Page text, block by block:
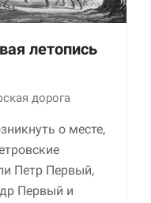
летопись
дорога
о месте,
Петр Первый,
Первый и